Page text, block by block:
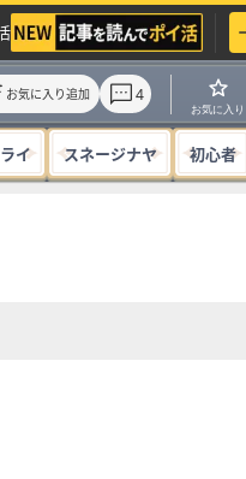
お気に入り追加 4
お気に入り
イ スネージナヤ 初心者